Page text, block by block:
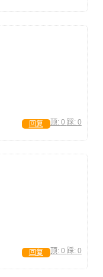
顶: 0 踩: 0
回复
顶: 0 踩: 0
回复